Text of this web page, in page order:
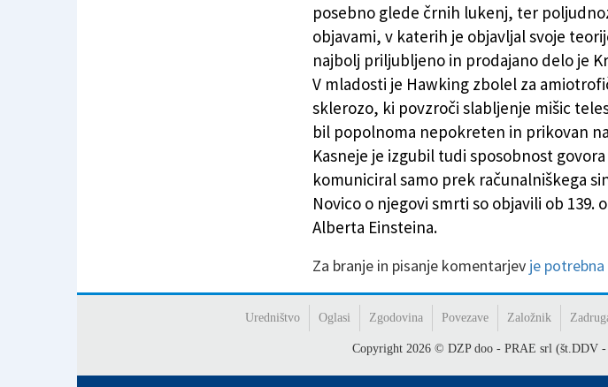
posebno glede črnih lukenj, ter
objavami, v katerih je objavljal svoje
najbolj priljubljeno in prodajano delo je
V mladosti je Hawking zbolel za
sklerozo, ki povzroči slabljenje mišic
bil popolnoma nepokreten in prikovan
Kasneje je izgubil tudi sposobnost
komuniciral samo prek računalniškega
Novico o njegovi smrti so objavili ob 139.
Alberta Einsteina.
Za branje in pisanje komentarjev je potrebna
Uredništvo Oglasi Zgodovina Povezave Založnik
Copyright2026 © DZP doo - PRAE srl (št.DDV -